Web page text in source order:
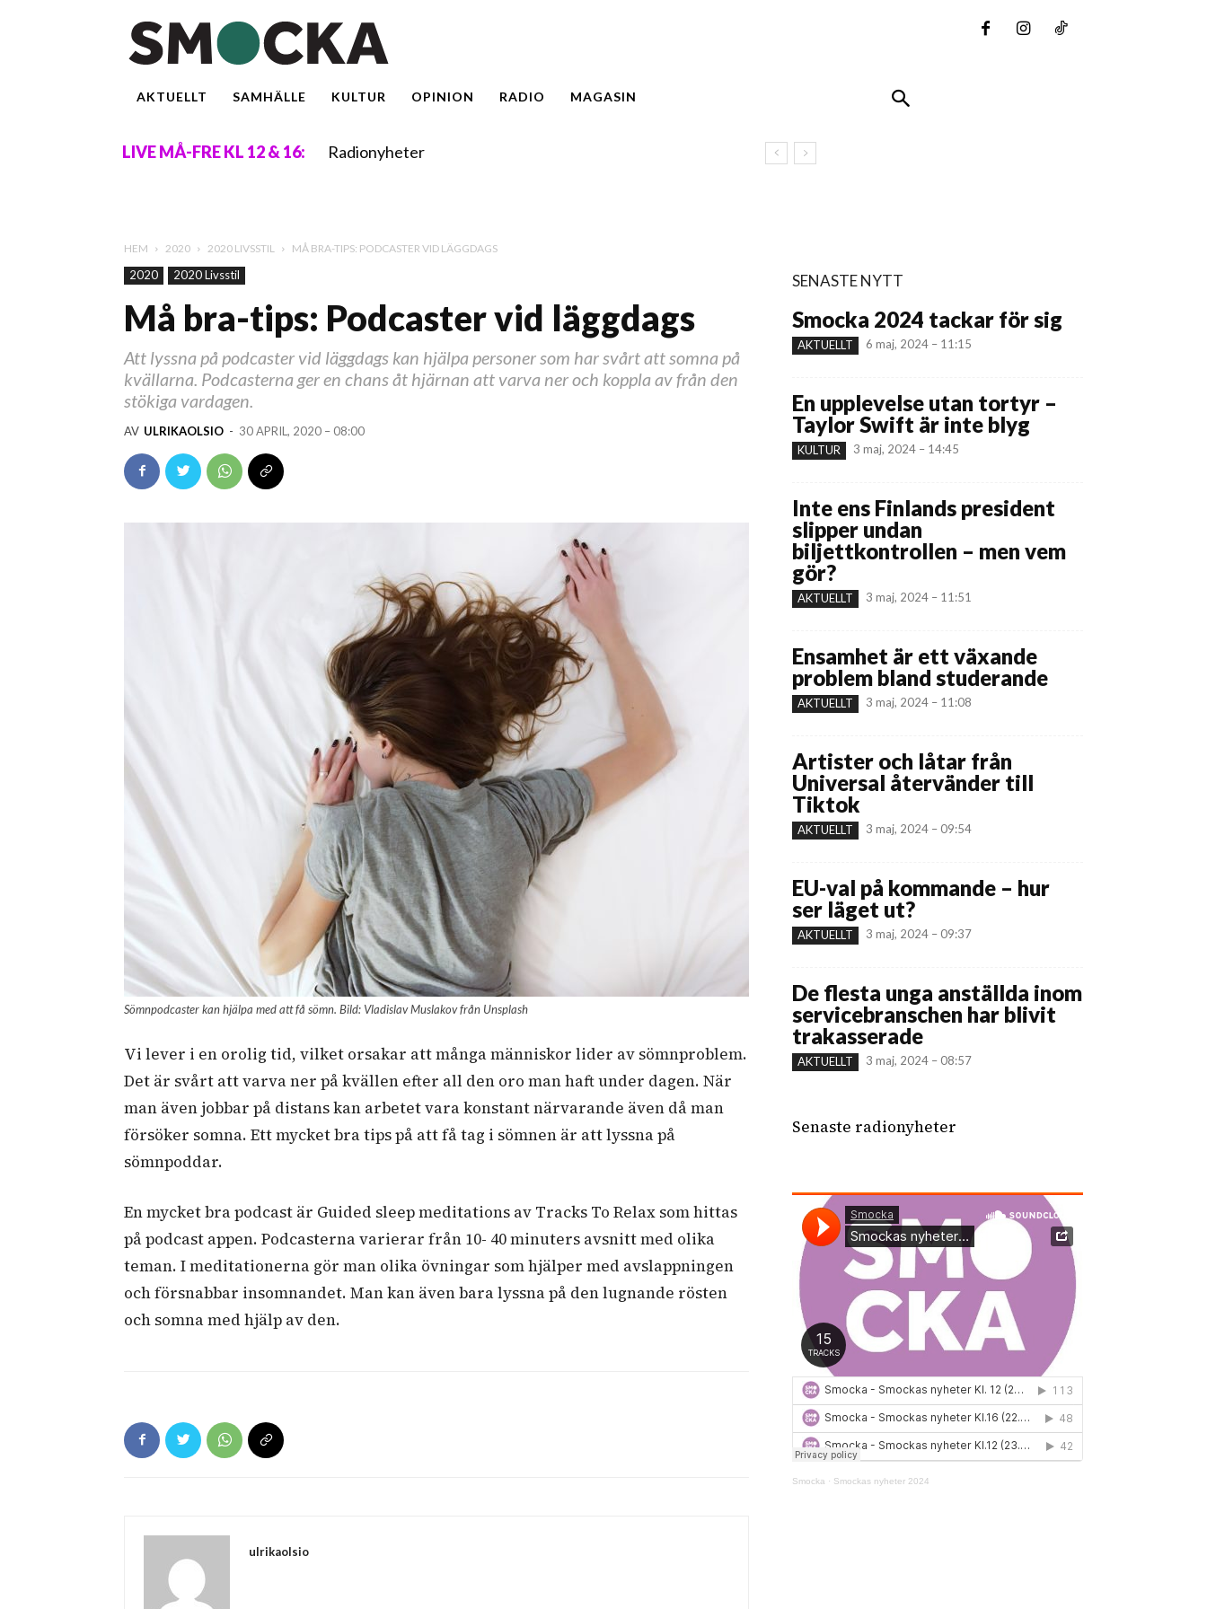
AKTUELLT SAMHÄLLE KULTUR OPINION RADIO MAGASIN
LIVE MÅ-FRE KL 12 & 16: Radionyheter
HEM 2020 2020 LIVSSTIL MÅ BRA-TIPS: PODCASTER VID LÄGGDAGS
2020 2020 Livsstil
Må bra-tips: Podcaster vid läggdags
Att lyssna på podcaster vid läggdags kan hjälpa personer som har svårt att somna på
kvällarna. Podcasterna ger en chans åt hjärnan att varva ner och koppla av från den
stökiga vardagen.
AV ULRIKAOLSIO - 30 APRIL, 2020 – 08:00
Sömnpodcaster kan hjälpa med att få sömn. Bild: Vladislav Muslakov från Unsplash
Vi lever i en orolig tid, vilket orsakar att många människor lider av sömnproblem.
Det är svårt att varva ner på kvällen efter all den oro man haft under dagen. När
man även jobbar på distans kan arbetet vara konstant närvarande även då man
försöker somna. Ett mycket bra tips på att få tag i sömnen är att lyssna på
sömnpoddar.
En mycket bra podcast är Guided sleep meditations av Tracks To Relax som hittas
på podcast appen. Podcasterna varierar från 10- 40 minuters avsnitt med olika
teman. I meditationerna gör man olika övningar som hjälper med avslappningen
och försnabbar insomnandet. Man kan även bara lyssna på den lugnande rösten
och somna med hjälp av den.
ulrikaolsio
SENASTE NYTT
Smocka 2024 tackar för sig
AKTUELLT 6 maj, 2024 – 11:15
En upplevelse utan tortyr –
Taylor Swift är inte blyg
KULTUR 3 maj, 2024 – 14:45
Inte ens Finlands president
slipper undan
biljettkontrollen – men vem
gör?
AKTUELLT 3 maj, 2024 – 11:51
Ensamhet är ett växande
problem bland studerande
AKTUELLT 3 maj, 2024 – 11:08
Artister och låtar från
Universal återvänder till
Tiktok
AKTUELLT 3 maj, 2024 – 09:54
EU-val på kommande – hur
ser läget ut?
AKTUELLT 3 maj, 2024 – 09:37
De flesta unga anställda inom
servicebranschen har blivit
trakasserade
AKTUELLT 3 maj, 2024 – 08:57
Senaste radionyheter
Smocka · Smockas nyheter 2024